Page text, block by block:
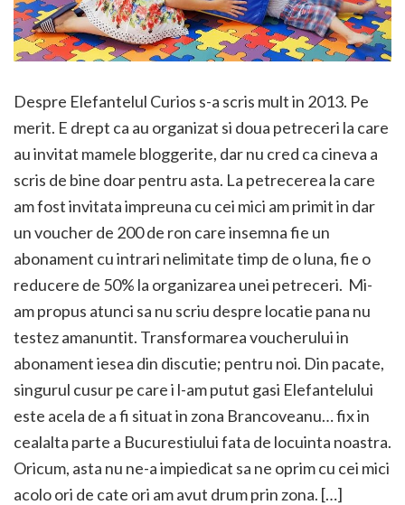
Despre Elefantelul Curios s-a scris mult in 2013. Pe
merit. E drept ca au organizat si doua petreceri la care
au invitat mamele bloggerite, dar nu cred ca cineva a
scris de bine doar pentru asta. La petrecerea la care
am fost invitata impreuna cu cei mici am primit in dar
un voucher de 200 de ron care insemna fie un
abonament cu intrari nelimitate timp de o luna, fie o
reducere de 50% la organizarea unei petreceri. Mi-
am propus atunci sa nu scriu despre locatie pana nu
testez amanuntit. Transformarea voucherului in
abonament iesea din discutie; pentru noi. Din pacate,
singurul cusur pe care i l-am putut gasi Elefantelului
este acela de a fi situat in zona Brancoveanu… fix in
cealalta parte a Bucurestiului fata de locuinta noastra.
Oricum, asta nu ne-a impiedicat sa ne oprim cu cei mici
acolo ori de cate ori am avut drum prin zona. […]